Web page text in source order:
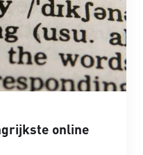
online